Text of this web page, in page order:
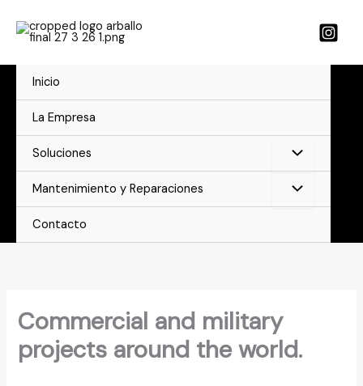
Inicio
La Empresa
Soluciones
Mantenimiento y Reparaciones
Contacto
Commercial and military
projects around the world.